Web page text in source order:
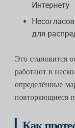
Интернету
для
Это становится
работают в
определённые
повторяющиеся
Как